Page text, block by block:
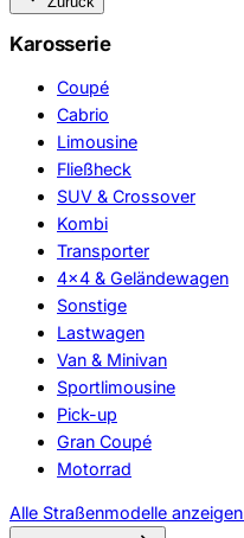
Karosserie
Coupé
Cabrio
Limousine
Fließheck
SUV & Crossover
Kombi
Transporter
4x4 & Geländewagen
Sonstige
Lastwagen
Van & Minivan
Sportlimousine
Pick-up
Gran Coupé
Motorrad
Alle Straßenmodelle anzeigen